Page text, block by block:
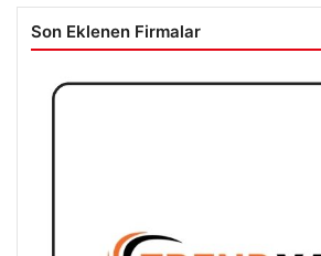
Son Eklenen Firmalar